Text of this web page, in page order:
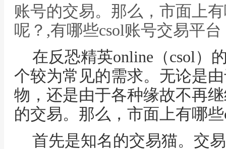
账号的交易。那么，市面上
呢？,有哪些csol账号交易平
在反恐精英online（csol）
个较为常见的需求。无论是
物，还是由于各种缘故不再
的交易。那么，市面上有哪
首先是知名的交易猫。交